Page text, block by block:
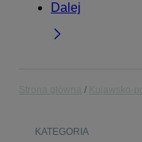
Dalej
KATEGORIA